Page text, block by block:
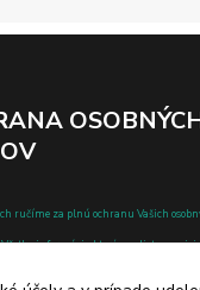
ručíme za plnú ochranu Vašich
informácie, ktoré uvediete o svojej